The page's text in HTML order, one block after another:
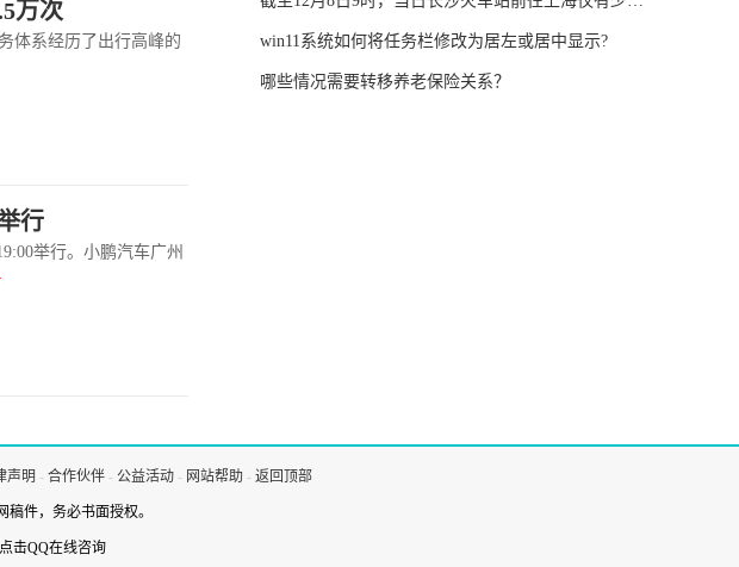
万次
体系经历了出行高峰的
行
举行。小鹏汽车广州
win11系统如何将任务栏修改为居左或居中显示?
哪些情况需要转移养老保险关系？
声明 - 合作伙伴 - 公益活动 - 网站帮助 - 返回顶部
件，务必书面授权。
击QQ在线咨询